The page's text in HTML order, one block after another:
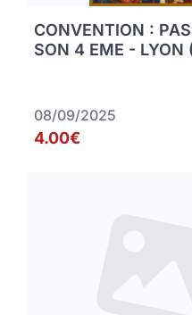
CONVENTION :
SON 4 EME - LYON
08/09/2025
4.00€